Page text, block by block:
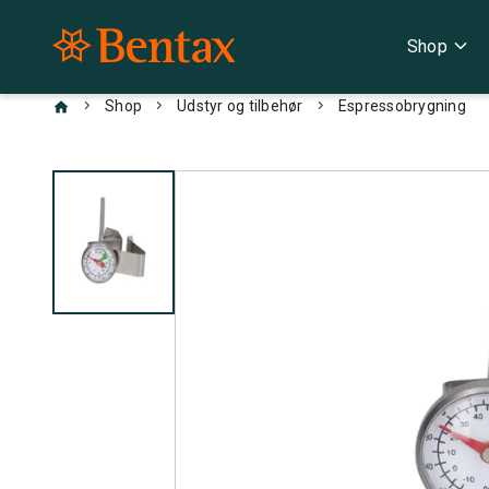
Shop expand_more
chevron_right Shop chevron_right Udstyr og tilbehør chevron_right Espressobrygning